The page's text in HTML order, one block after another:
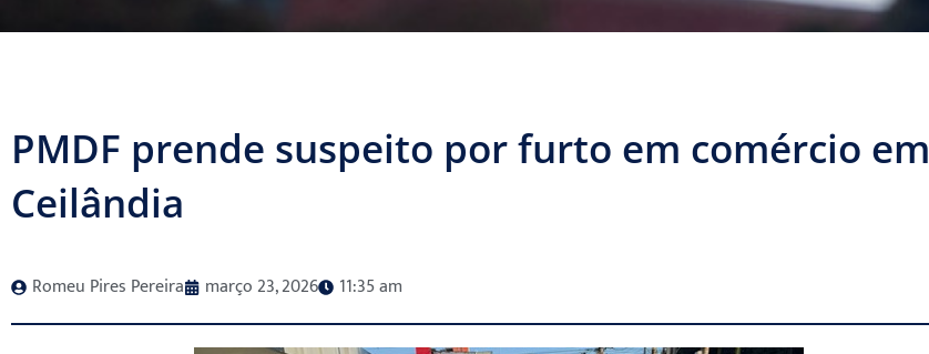
PMDF prende suspeito por furto em comércio em
Ceilândia
Romeu Pires Pereira março 23, 2026 11:35 am